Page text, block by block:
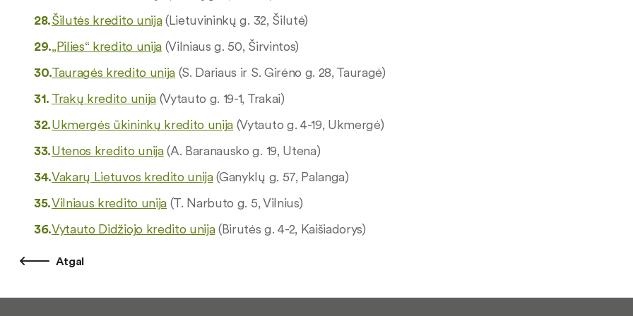
Šilutės kredito unija(Lietuvininkų g. 32, Šilutė)
„Pilies“ kredito unija(Vilniaus g. 50, Širvintos)
Tauragės kredito unija(S. Dariaus ir S. Girėno g. 28, Tauragė)
Trakų kredito unija(Vytauto g. 19-1, Trakai)
Ukmergės ūkininkų kredito unija (Vytauto g. 4-19, Ukmergė)
Utenos kredito unija(A. Baranausko g. 19, Utena)
Vakarų Lietuvos kredito unija(Ganyklų g. 57, Palanga)
Vilniaus kredito unija(T. Narbuto g. 5, Vilnius)
Vytauto Didžiojo kredito unija(Birutės g. 4-2, Kaišiadorys)
Atgal